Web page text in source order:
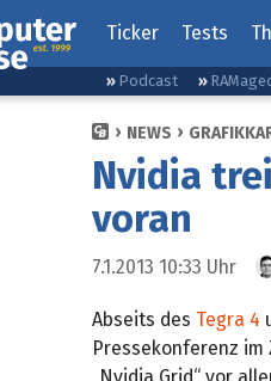
Ticker Tests
Podcast
NEWS
Nvidia
voran
7.1.2013 10:33 Uhr
Abseits des Tegra 4
Pressekonferenz im